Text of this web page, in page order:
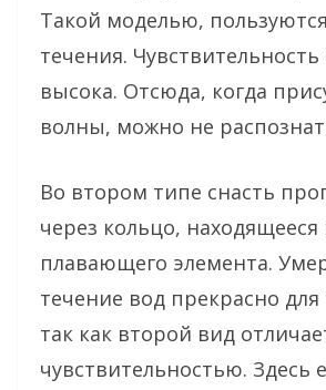
Такой моделью,
течения.
высока. Отсюда, когда
волны, можно не
Во втором типе снасть
через кольцо, находящееся
плавающего элемента.
течение вод прекрасно для
так как второй вид
чувствительностью. Здесь